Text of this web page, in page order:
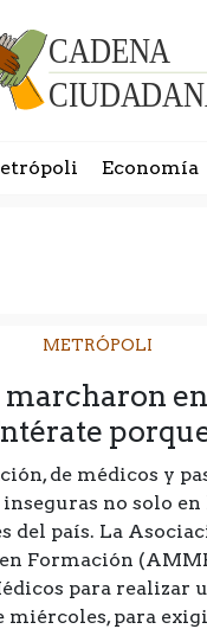
Economía
METRÓPOLI
de médicos y
no solo
del país. La
Formación
para realizar
miércoles, para